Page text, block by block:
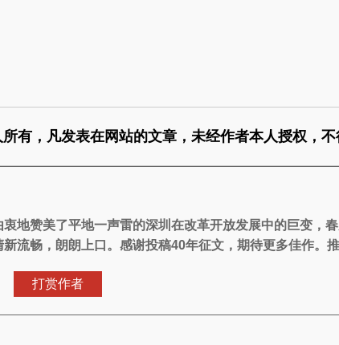
有，凡发表在网站的文章，未经作者本人授权，
地赞美了平地一声雷的深圳在改革开放发展中的巨变，
流畅，朗朗上口。感谢投稿40年征文，期待更多佳作。
打赏作者